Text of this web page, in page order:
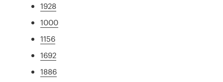
1928
1000
1156
1692
1886